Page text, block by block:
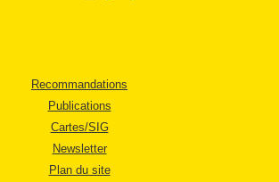
Recommandations
Publications
Cartes/SIG
Newsletter
Plan du site